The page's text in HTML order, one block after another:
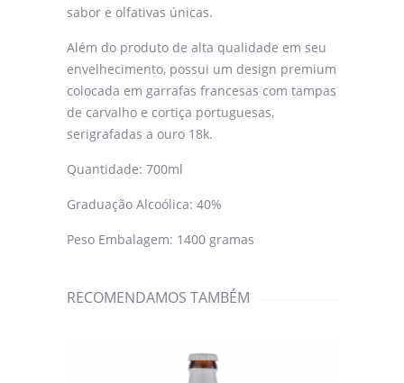
sabor e olfativas únicas.
Além do produto de alta qualidade em seu
envelhecimento, possui um design premium
colocada em garrafas francesas com tampas
de carvalho e cortiça portuguesas,
serigrafadas a ouro 18k.
Quantidade: 700ml
Graduação Alcoólica: 40%
Peso Embalagem: 1400 gramas
RECOMENDAMOS TAMBÉM